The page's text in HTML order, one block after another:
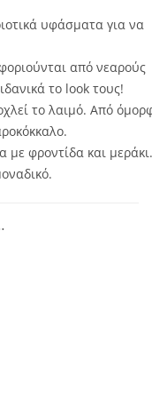
υφάσματα για να
από νεαρούς
το look τους!
το λαιμό. Από
με φροντίδα και μεράκι.